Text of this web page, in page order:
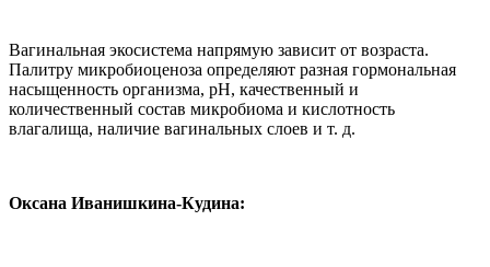
Вагинальная экосистема напрямую зависит от возраста.
Палитру микробиоценоза определяют разная гормональная
насыщенность организма, рН, качественный и
количественный состав микробиома и кислотность
влагалища, наличие вагинальных слоев и т. д.
Оксана Иванишкина-Кудина: